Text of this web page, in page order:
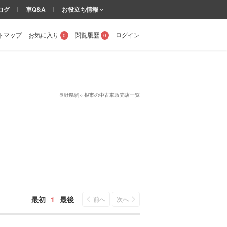
長野県駒ヶ根市の中古車販売店一覧
マップ お気に入り 0 閲覧履歴 0 ログイン
グ 車Q&A お役立ち情報
最初 1 最後 前へ 次へ